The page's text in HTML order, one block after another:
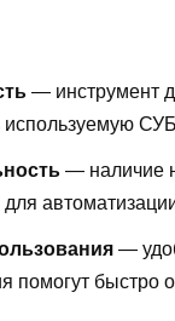
— инструмент
используемую
— наличие
—
помогут быстро